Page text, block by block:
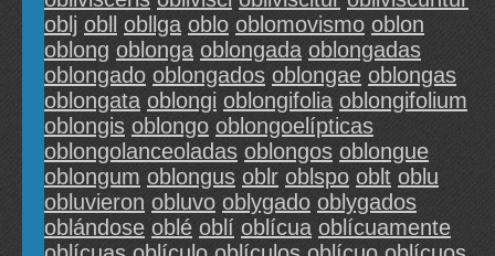
oblj obll obllga oblo oblomovismo oblon
oblong oblonga oblongada oblongadas
oblongado oblongados oblongae oblongas
oblongata oblongi oblongifolia oblongifolium
oblongis oblongo oblongoelípticas
oblongolanceoladas oblongos oblongue
oblongum oblongus oblr oblspo oblt oblu
obluvieron obluvo oblygado oblygados
oblándose oblé oblí oblícua oblícuamente